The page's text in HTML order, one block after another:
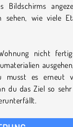
Bildschirms
sehen, wie viele
nicht
musst es erneut
du das Ziel so